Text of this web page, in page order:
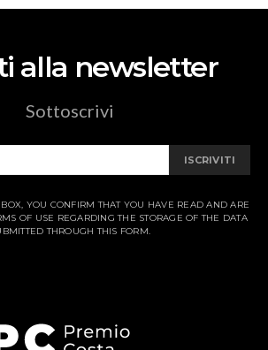
alla newsletter
Sottoscrivi
ISCRIVITI
YOU CONFIRM THAT YOU HAVE READ AND ARE
OF USE REGARDING THE STORAGE OF THE DATA
THROUGH THIS FORM.